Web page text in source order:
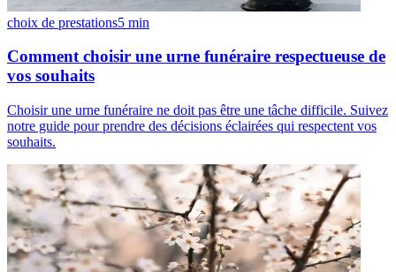
choix de prestations5 min
Comment choisir une urne funéraire respectueuse de
vos souhaits
Choisir une urne funéraire ne doit pas être une tâche difficile. Suivez
notre guide pour prendre des décisions éclairées qui respectent vos
souhaits.